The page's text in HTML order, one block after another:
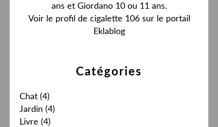
Catégories
Chat (4)
Jardin (4)
Livre (4)
ans et Giordano 10 ou 11 ans.
Voir le profil de cigalette 106sur le portail
Eklablog